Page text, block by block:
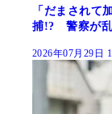
「だまされて
捕!? 警察が乱
2026年07月29日